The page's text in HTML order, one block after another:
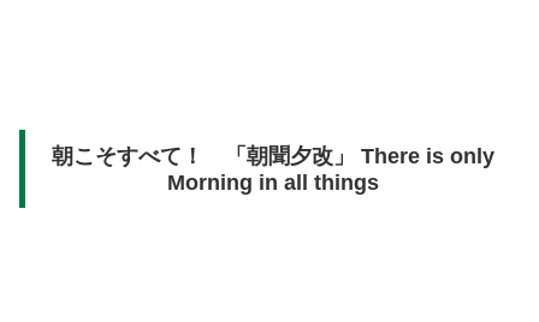
朝こそすべて！ 「朝聞夕改」 There is only
Morning in all things